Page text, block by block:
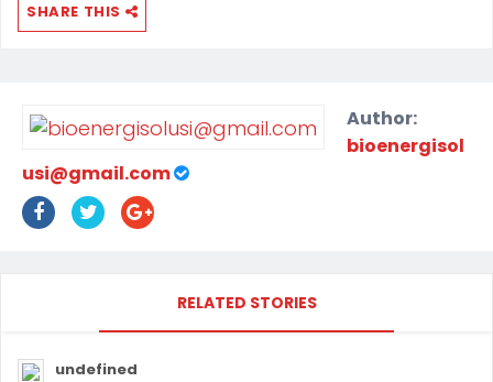
SHARE THIS
Author:
bioenergisol
usi@gmail.com
RELATED STORIES
undefined